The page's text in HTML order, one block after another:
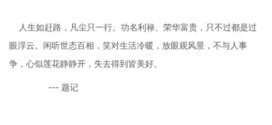
人生如赶路，凡尘只一行。功名利禄、荣华富贵，只不过都是过
眼浮云。闲听世态百相，笑对生活冷暖，放眼观风景，不与人事
争，心似莲花静静开，失去得到皆美好。
--- 题记